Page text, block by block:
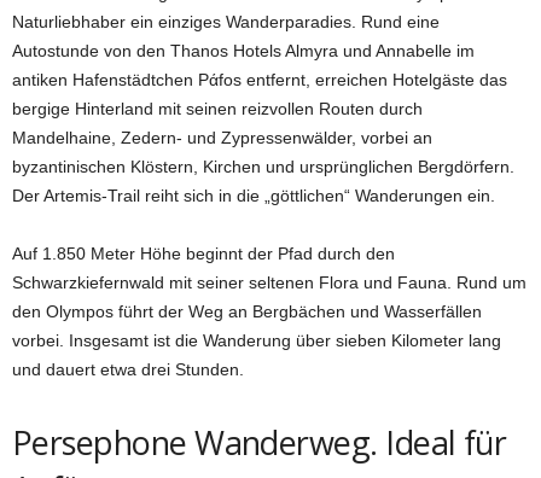
Naturliebhaber ein einziges Wanderparadies. Rund eine
Autostunde von den Thanos Hotels Almyra und Annabelle im
antiken Hafenstädtchen Pάfos entfernt, erreichen Hotelgäste das
bergige Hinterland mit seinen reizvollen Routen durch
Mandelhaine, Zedern- und Zypressenwälder, vorbei an
byzantinischen Klöstern, Kirchen und ursprünglichen Bergdörfern.
Der Artemis-Trail reiht sich in die „göttlichen“ Wanderungen ein.
Auf 1.850 Meter Höhe beginnt der Pfad durch den
Schwarzkiefernwald mit seiner seltenen Flora und Fauna. Rund um
den Olympos führt der Weg an Bergbächen und Wasserfällen
vorbei. Insgesamt ist die Wanderung über sieben Kilometer lang
und dauert etwa drei Stunden.
Persephone Wanderweg. Ideal für